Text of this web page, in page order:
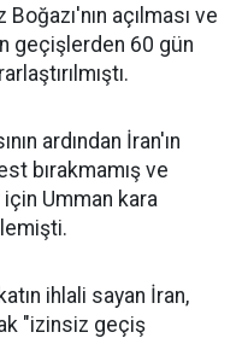
Boğazı'nın açılması ve
geçişlerden 60 gün
ardından İran'ın
bırakmamış ve
Umman kara
ihlali sayan İran,
"izinsiz geçiş